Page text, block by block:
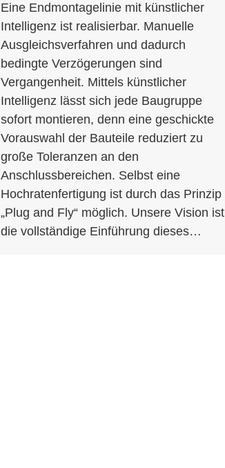
Eine Endmontagelinie mit künstlicher
Intelligenz ist realisierbar. Manuelle
Ausgleichsverfahren und dadurch
bedingte Verzögerungen sind
Vergangenheit. Mittels künstlicher
Intelligenz lässt sich jede Baugruppe
sofort montieren, denn eine geschickte
Vorauswahl der Bauteile reduziert zu
große Toleranzen an den
Anschlussbereichen. Selbst eine
Hochratenfertigung ist durch das Prinzip
„Plug and Fly“ möglich. Unsere Vision ist
die vollständige Einführung dieses…